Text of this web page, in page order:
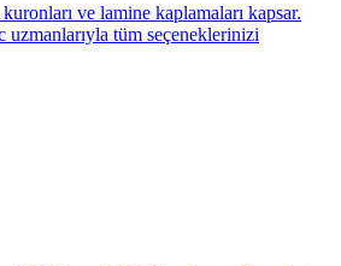
ve lamine kaplamaları kapsar.
tüm seçeneklerinizi